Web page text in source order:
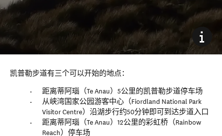
凯普勒步道有三个可以开始的地点：
距离蒂阿瑙（Te Anau）5公里的凯普勒步道停车场
从峡湾国家公园游客中心（Fiordland National Park
Visitor Centre）沿湖步行约50分钟即可到达步道入口
距离蒂阿瑙（Te Anau）12公里的彩虹桥（Rainbow
Reach）停车场